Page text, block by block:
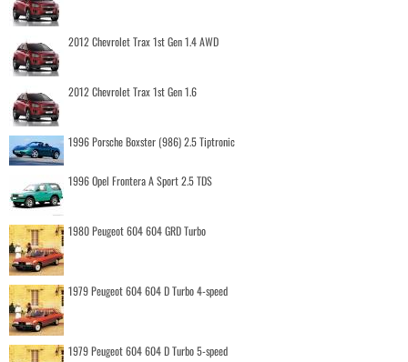
2012 Chevrolet Trax 1st Gen 1.4 AWD
2012 Chevrolet Trax 1st Gen 1.6
1996 Porsche Boxster (986) 2.5 Tiptronic
1996 Opel Frontera A Sport 2.5 TDS
1980 Peugeot 604 604 GRD Turbo
1979 Peugeot 604 604 D Turbo 4-speed
1979 Peugeot 604 604 D Turbo 5-speed